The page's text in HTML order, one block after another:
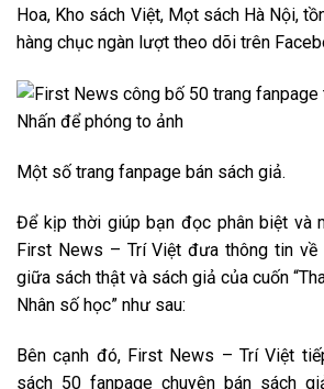
Hoa, Kho sách Việt, Mọt sách Hà Nội,
hàng chục ngàn lượt theo dõi trên
Nhấn để phóng to ảnh
Một số trang fanpage bán sách giả.
Để kịp thời giúp bạn đọc phân biệt và
First News – Trí Việt đưa thông tin
giữa sách thật và sách giả của cuốn
Nhân số học” như sau:
Bên cạnh đó, First News – Trí Việt
sách 50 fanpage chuyên bán sách